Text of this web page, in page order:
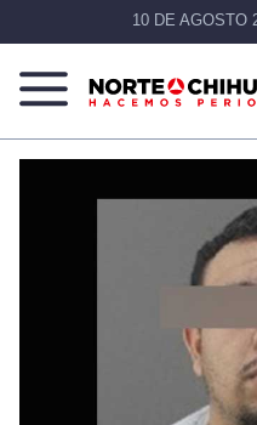
10 DE AGOSTO
Norte
Chihuahua
Más
noticias,
hacemos